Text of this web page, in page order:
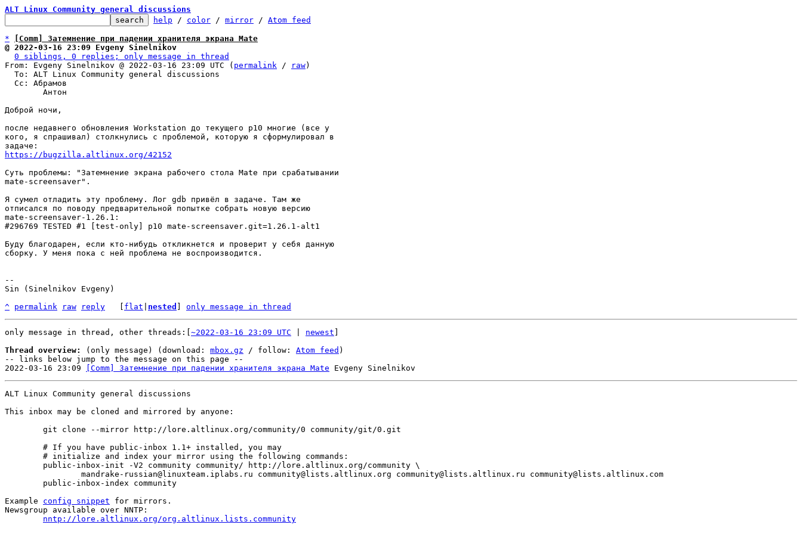
ALT Linux Community general discussions
help / color / mirror / Atom feed
*
[Comm] Затемнение при падении хранителя экрана Mate
@ 2022-03-16 23:09 Evgeny Sinelnikov
0 siblings, 0 replies; only message in thread
From: Evgeny Sinelnikov @ 2022-03-16 23:09 UTC ( permalink / raw)
Доброй ночи,
после недавнего обновления Workstation до текущего p10 многие (все у
кого, я спрашивал) столкнулись с проблемой, которую я сформулировал в
https://bugzilla.altlinux.org/42152
Суть проблемы: "Затемнение экрана рабочего стола Mate при срабатывании
mate-screensaver".
Я сумел отладить эту проблему. Лог gdb привёл в задаче. Там же
отписался по поводу предварительной попытке собрать новую версию
mate-screensaver-1.26.1:
#296769 TESTED #1 [test-only] p10 mate-screensaver.git=1.26.1-alt1
Буду благодарен, если кто-нибудь откликнется и проверит у себя данную
сборку. У меня пока с ней проблема не воспроизводится.
--
Sin (Sinelnikov Evgeny)
^ permalink raw reply flat nested only message in thread
only message in thread, other threads:[ ~2022-03-16 23:09 UTC newest
Thread overview:
(only message) (download: mbox.gz / follow: Atom feed )
-- links below jump to the message on this page --
2022-03-16 23:09
[Comm] Затемнение при падении хранителя экрана Mate
ALT Linux Community general discussions
This inbox may be cloned and mirrored by anyone:
Example config snippet for mirrors.
Newsgroup available over NNTP:
nntp://lore.altlinux.org/org.altlinux.lists.community